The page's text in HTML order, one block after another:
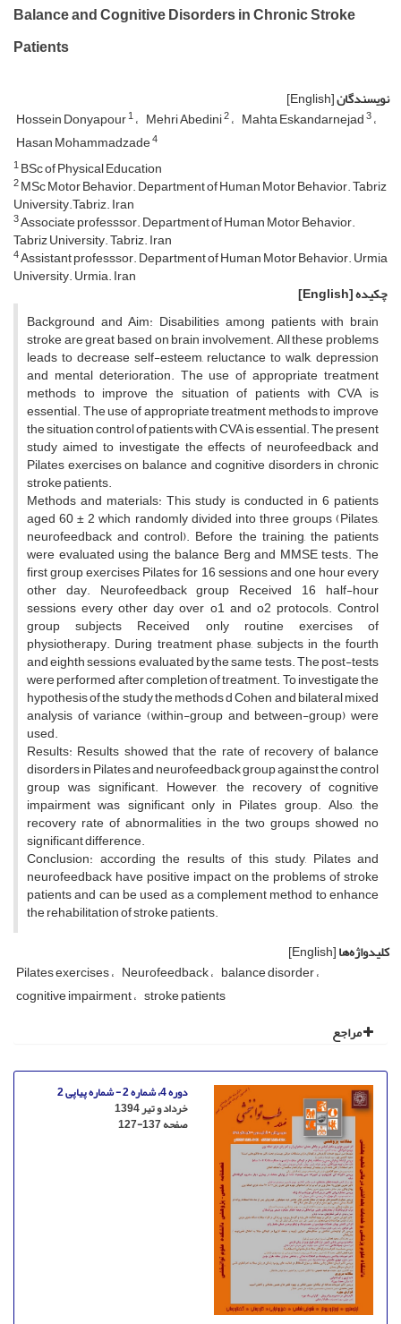
Balance and Cognitive Disorders in Chronic Stroke
Patients
نویسندگان[English]
Hossein Donyapour1 Mehri Abedini2 Mahta Eskandarnejad3
Hasan Mohammadzade4
1BSc of Physical Education
2MSc Motor Behavior. Department of Human Motor Behavior. Tabriz
University.Tabriz. Iran
3Associate professsor. Department of Human Motor Behavior.
Tabriz University. Tabriz. Iran
4Assistant professsor. Department of Human Motor Behavior. Urmia
University. Urmia. Iran
چکیده[English]
Background and Aim: Disabilities among patients with brain
stroke are great based on brain involvement. All these problems
leads to decrease self-esteem, reluctance to walk, depression
and mental deterioration. The use of appropriate treatment
methods to improve the situation of patients with CVA is
essential. The use of appropriate treatment methods to improve
the situation control of patients with CVA is essential. The present
study aimed to investigate the effects of neurofeedback and
Pilates exercises on balance and cognitive disorders in chronic
stroke patients.
Methods and materials: This study is conducted in 6 patients
aged 60 ± 2 which randomly divided into three groups (Pilates,
neurofeedback and control). Before the training, the patients
were evaluated using the balance Berg and MMSE tests. The
first group exercises Pilates for 16 sessions and one hour every
other day. Neurofeedback group Received 16 half-hour
sessions every other day over o1 and o2 protocols. Control
group subjects Received only routine exercises of
physiotherapy. During treatment phase, subjects in the fourth
and eighth sessions evaluated by the same tests. The post-tests
were performed after completion of treatment. To investigate the
hypothesis of the study the methods d Cohen and bilateral mixed
analysis of variance (within-group and between-group) were
used.
Results: Results showed that the rate of recovery of balance
disorders in Pilates and neurofeedback group against the control
group was significant. However, the recovery of cognitive
impairment was significant only in Pilates group. Also, the
recovery rate of abnormalities in the two groups showed no
significant difference.
Conclusion: according the results of this study, Pilates and
neurofeedback have positive impact on the problems of stroke
patients and can be used as a complement method to enhance
the rehabilitation of stroke patients.
کلیدواژه‌ها[English]
Pilates exercises Neurofeedback balance disorder
cognitive impairment stroke patients
مراجع
دوره 4، شماره 2 - شماره پیاپی 2
خرداد و تیر 1394
صفحه127-137